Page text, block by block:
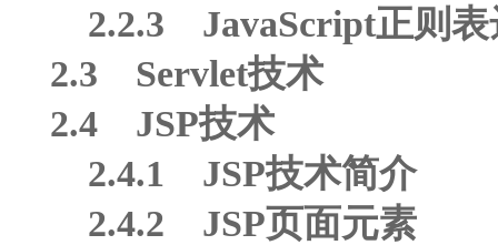
2.2.3 JavaScript正则表
2.3 Servlet技术
2.4 JSP技术
2.4.1 JSP技术简介
2.4.2 JSP页面元素